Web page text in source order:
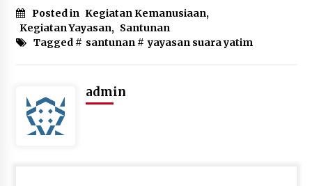
Santunan Lebaran 1441 H, Alhamdulillah Telah
Dilaksanakan
6 tahun ago
Sembako dan Perlengkapan Mandi Untuk Anak-
anak Yatim
Posted in Kegiatan Kemanusiaan,
Kegiatan Yayasan, Santunan
Tagged # santunan# yayasan suara yatim
admin